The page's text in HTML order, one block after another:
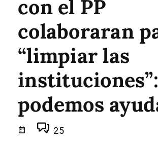
con el PP
colaboraran
“limpiar las
podemos
25